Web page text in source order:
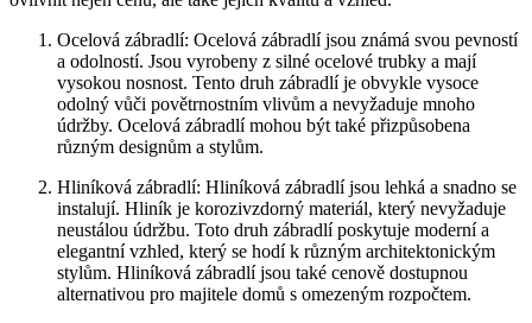
Ocelová zábradlí: Ocelová zábradlí jsou známá svou pevností
a odolností. Jsou vyrobeny z silné ocelové trubky a mají
vysokou nosnost. Tento druh zábradlí je obvykle vysoce
odolný vůči povětrnostním vlivům a nevyžaduje mnoho
údržby. Ocelová zábradlí mohou být také přizpůsobena
různým designům a stylům.
Hliníková zábradlí: Hliníková zábradlí jsou lehká a snadno se
instalují. Hliník je korozivzdorný materiál, který nevyžaduje
neustálou údržbu. Toto druh zábradlí poskytuje moderní a
elegantní vzhled, který se hodí k různým architektonickým
stylům. Hliníková zábradlí jsou také cenově dostupnou
alternativou pro majitele domů s omezeným rozpočtem.